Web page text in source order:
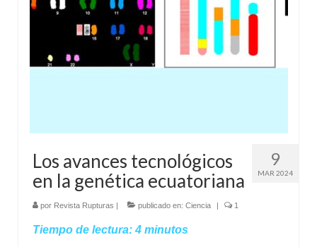
9
MAR 2024
Los avances tecnológicos
en la genética ecuatoriana
por Revista Rupturas | publicado en: Ciencia | 1
Tiempo de lectura: 4 minutos